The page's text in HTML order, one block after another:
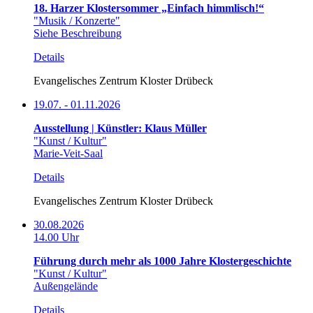
18. Harzer Klostersommer „Einfach himmlisch!“
"Musik / Konzerte"
Siehe Beschreibung
Details
Evangelisches Zentrum Kloster Drübeck
19.07. - 01.11.2026
Ausstellung | Künstler: Klaus Müller
"Kunst / Kultur"
Marie-Veit-Saal
Details
Evangelisches Zentrum Kloster Drübeck
30.08.2026
14.00 Uhr
Führung durch mehr als 1000 Jahre Klostergeschichte
"Kunst / Kultur"
Außengelände
Details